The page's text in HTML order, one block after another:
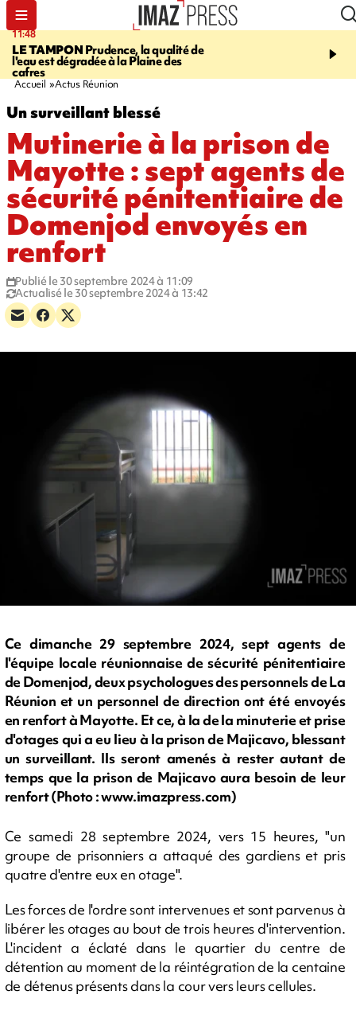
11:48
LE TAMPON Prudence, la qualité de
l'eau est dégradée à la Plaine des
cafres
12:48
Cap Lahoussaye du 10
Accueil Actus Réunion
Un surveillant blessé
Mutinerie à la prison de
Mayotte : sept agents de
sécurité pénitentiaire de
Domenjod envoyés en
renfort
Publié le 30 septembre 2024 à 11:09
Actualisé le 30 septembre 2024 à 13:42
Ce dimanche 29 septembre 2024, sept agents de
l'équipe locale réunionnaise de sécurité pénitentiaire
de Domenjod, deux psychologues des personnels de La
Réunion et un personnel de direction ont été envoyés
en renfort à Mayotte. Et ce, à la de la minuterie et prise
d'otages qui a eu lieu à la prison de Majicavo, blessant
un surveillant. Ils seront amenés à rester autant de
temps que la prison de Majicavo aura besoin de leur
renfort (Photo : www.imazpress.com)
Ce samedi 28 septembre 2024, vers 15 heures, "un
groupe de prisonniers a attaqué des gardiens et pris
quatre d'entre eux en otage".
Les forces de l'ordre sont intervenues et sont parvenus à
libérer les otages au bout de trois heures d'intervention.
L'incident a éclaté dans le quartier du centre de
détention au moment de la réintégration de la centaine
de détenus présents dans la cour vers leurs cellules.